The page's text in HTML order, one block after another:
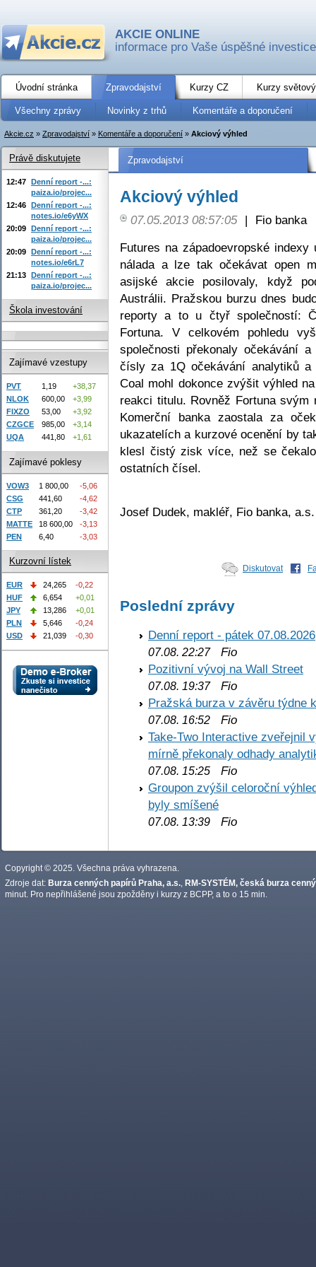
AKCIE ONLINE
informace pro Vaše úspěšné investice
Úvodní stránka Zpravodajství Kurzy CZ Kurzy
Všechny zprávy Novinky z trhů Komentáře a doporučení
Akcie.cz » Zpravodajství » Komentáře a doporučení » Akciový výhled
Zpravodajství
Akciový výhled
07.05.2013 08:57:05 |
Fio banka
Futures na západoevropské
nálada a lze tak očekávat open
asijské akcie posilovaly, když
Austrálii. Pražskou burzu dnes
reporty a to u čtyř společností:
Fortuna. V celkovém pohledu
společnosti překonaly očekávání
čísly za 1Q očekávání analytiků
Coal mohl dokonce zvýšit výhled
reakci titulu. Rovněž Fortuna svým
Komerční banka zaostala za
ukazatelích a kurzové ocenění by
klesl čistý zisk více, než se
ostatních čísel.
Josef Dudek, makléř, Fio banka, a.s.
Diskutovat
Poslední zprávy
Denní report - pátek 07.08.2026
07.08. 22:27Fio
Pozitivní vývoj na Wall Street
07.08. 19:37Fio
Pražská burza v závěru týdne
07.08. 16:52 Fio
Take-Two Interactive zveřejnil
mírně překonaly odhady
07.08. 15:25 Fio
Groupon zvýšil celoroční
byly smíšené
07.08. 13:39 Fio
Právě diskutujete
12:47 Denní report -...:
paiza.io/projec...
12:46 Denní report -...:
notes.io/e6yWX
20:09 Denní report -...:
paiza.io/projec...
20:09 Denní report -...:
notes.io/e6rL7
21:13 Denní report -...:
paiza.io/projec...
Škola investování
Zajímavé vzestupy
PVT 1,19
+38,37
NLOK
600,00
+3,99
FIXZO
53,00
+3,92
CZGCE
985,00
+3,14
UQA
441,80 +1,61
Zajímavé poklesy
VOW3 1 800,00
-5,06
CSG
441,60
-4,62
CTP
361,20
-3,42
MATTE
18 600,00
-3,13
PEN
6,40 -3,03
Kurzovní lístek
EUR 24,265
-0,22
HUF
6,654
+0,01
JPY
13,286
+0,01
PLN
5,646
-0,24
USD
21,039 -0,30
Copyright © 2025. Všechna práva vyhrazena.
Zdroje dat: Burza cenných papírů Praha, a.s. RM-SYSTÉM, česká burza
minut. Pro nepřihlášené jsou zpožděny i kurzy z BCPP, a to o 15 min.